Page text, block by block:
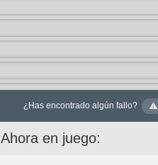
¿Has encontrado algún fallo?
Ahora en juego: